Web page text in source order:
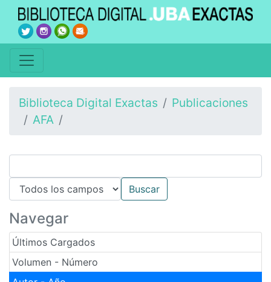
Biblioteca Digital Exactas
Publicaciones
AFA
Navegar
Últimos Cargados
Volumen - Número